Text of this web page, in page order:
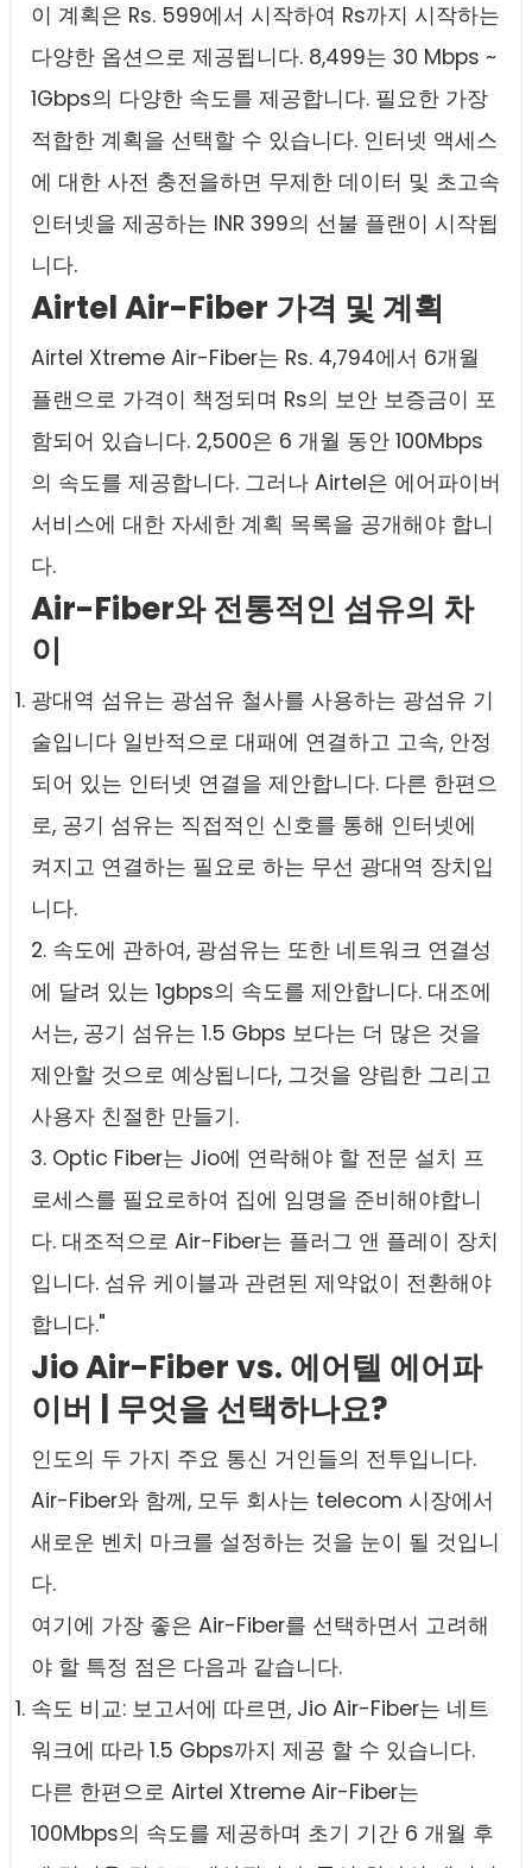
이 계획은 Rs. 599에서 시작하여 Rs까지 시작하는
다양한 옵션으로 제공됩니다. 8,499는 30 Mbps ~
1Gbps의 다양한 속도를 제공합니다. 필요한 가장
적합한 계획을 선택할 수 있습니다. 인터넷 액세스
에 대한 사전 충전을하면 무제한 데이터 및 초고속
인터넷을 제공하는 INR 399의 선불 플랜이 시작됩
니다.
Airtel Air-Fiber 가격 및 계획
Airtel Xtreme Air-Fiber는 Rs. 4,794에서 6개월
플랜으로 가격이 책정되며 Rs의 보안 보증금이 포
함되어 있습니다. 2,500은 6 개월 동안 100Mbps
의 속도를 제공합니다. 그러나 Airtel은 에어파이버
서비스에 대한 자세한 계획 목록을 공개해야 합니
다.
Air-Fiber와 전통적인 섬유의 차
이
광대역 섬유는 광섬유 철사를 사용하는 광섬유 기
술입니다 일반적으로 대패에 연결하고 고속, 안정
되어 있는 인터넷 연결을 제안합니다. 다른 한편으
로, 공기 섬유는 직접적인 신호를 통해 인터넷에
켜지고 연결하는 필요로 하는 무선 광대역 장치입
니다.
2. 속도에 관하여, 광섬유는 또한 네트워크 연결성
에 달려 있는 1gbps의 속도를 제안합니다. 대조에
서는, 공기 섬유는 1.5 Gbps 보다는 더 많은 것을
제안할 것으로 예상됩니다, 그것을 양립한 그리고
사용자 친절한 만들기.
3. Optic Fiber는 Jio에 연락해야 할 전문 설치 프
로세스를 필요로하여 집에 임명을 준비해야합니
다. 대조적으로 Air-Fiber는 플러그 앤 플레이 장치
입니다. 섬유 케이블과 관련된 제약없이 전환해야
합니다."
Jio Air-Fiber vs. 에어텔 에어파
이버 | 무엇을 선택하나요?
인도의 두 가지 주요 통신 거인들의 전투입니다.
Air-Fiber와 함께, 모두 회사는 telecom 시장에서
새로운 벤치 마크를 설정하는 것을 눈이 될 것입니
다.
여기에 가장 좋은 Air-Fiber를 선택하면서 고려해
야 할 특정 점은 다음과 같습니다.
속도 비교: 보고서에 따르면, Jio Air-Fiber는 네트
워크에 따라 1.5 Gbps까지 제공 할 수 있습니다.
다른 한편으로 Airtel Xtreme Air-Fiber는
100Mbps의 속도를 제공하며 초기 기간 6 개월 후